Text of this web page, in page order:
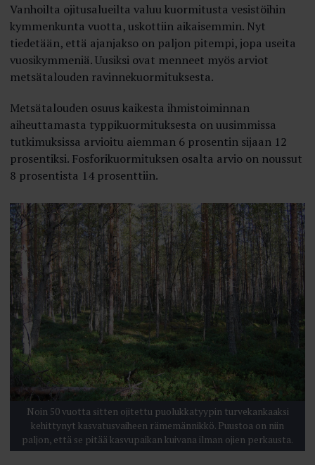
Vanhoilta ojitusalueilta valuu kuormitusta vesistöihin
kymmenkunta vuotta, uskottiin aikaisemmin. Nyt
tiedetään, että ajanjakso on paljon pitempi, jopa useita
vuosikymmeniä. Uusiksi ovat menneet myös arviot
metsätalouden ravinnekuormituksesta.
Metsätalouden osuus kaikesta ihmistoiminnan
aiheuttamasta typpikuormituksesta on uusimmissa
tutkimuksissa arvioitu aiemman 6 prosentin sijaan 12
prosentiksi. Fosforikuormituksen osalta arvio on noussut
8 prosentista 14 prosenttiin.
Noin 50 vuotta sitten ojitettu puolukkatyypin turvekankaaksi
kehittynyt kasvatusvaiheen rämemännikkö. Puustoa on niin
paljon, että se pitää kasvupaikan kuivana ilman ojien perkausta.